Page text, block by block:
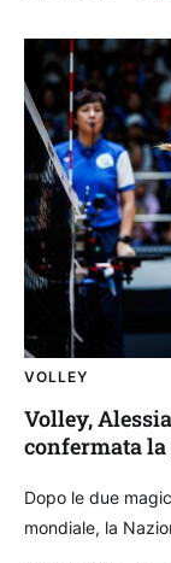
VOLLEY
Volley,
confermata
Dopo le due
mondiale, la